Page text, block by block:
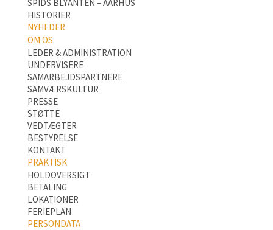
SPIDS BLYANTEN – AARHUS
HISTORIER
NYHEDER
OM OS
LEDER & ADMINISTRATION
UNDERVISERE
SAMARBEJDSPARTNERE
SAMVÆRSKULTUR
PRESSE
STØTTE
VEDTÆGTER
BESTYRELSE
KONTAKT
PRAKTISK
HOLDOVERSIGT
BETALING
LOKATIONER
FERIEPLAN
PERSONDATA